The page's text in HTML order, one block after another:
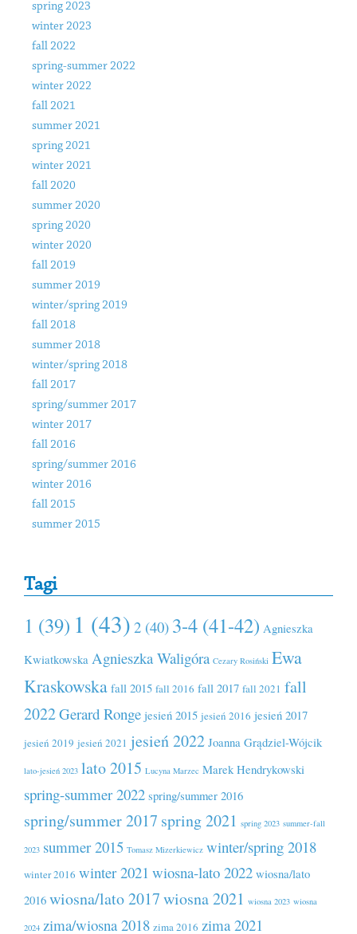
spring 2023
winter 2023
fall 2022
spring-summer 2022
winter 2022
fall 2021
summer 2021
spring 2021
winter 2021
fall 2020
summer 2020
spring 2020
winter 2020
fall 2019
summer 2019
winter/spring 2019
fall 2018
summer 2018
winter/spring 2018
fall 2017
spring/summer 2017
winter 2017
fall 2016
spring/summer 2016
winter 2016
fall 2015
summer 2015
Tagi
1 (39) 1 (43) 2 (40) 3-4 (41-42) Agnieszka
Kwiatkowska Agnieszka Waligóra Cezary Rosiński Ewa
Kraskowska fall 2015 fall 2016 fall 2017 fall 2021 fall
2022Gerard Ronge jesień 2015 jesień 2016 jesień 2017
jesień 2019 jesień 2021 jesień 2022 Joanna Grądziel-Wójcik
lato-jesień 2023 lato 2015 Lucyna Marzec Marek Hendrykowski
spring-summer 2022 spring/summer 2016
spring/summer 2017 spring 2021 spring 2023 summer-fall
2023 summer 2015 Tomasz Mizerkiewicz winter/spring 2018
winter 2016 winter 2021 wiosna-lato 2022 wiosna/lato
2016 wiosna/lato 2017wiosna 2021 wiosna 2023 wiosna
2024 zima/wiosna 2018 zima 2016 zima 2021